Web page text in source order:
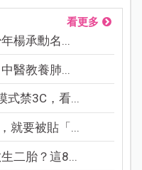
看更多
楊承勳名...
醫教養肺...
式禁3C，看...
就要被貼「...
二胎？這8...